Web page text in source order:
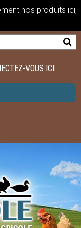
nos produits ici,
VOUS ICI